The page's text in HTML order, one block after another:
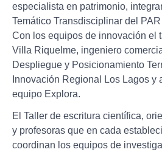
especialista en patrimonio,
Temático Transdisciplinar del
Con los equipos de innovación el
Villa Riquelme, ingeniero
Despliegue y Posicionamiento
Innovación Regional Los Lagos y
equipo Explora.
El Taller de escritura científica,
y profesoras que en cada
coordinan los equipos de